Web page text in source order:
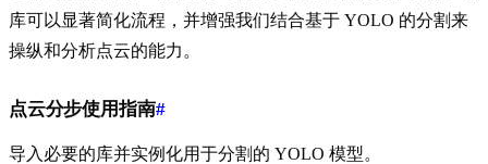
库可以显著简化流程，并增强我们结合基于 YOLO 的分割来
操纵和分析点云的能力。
点云分步使用指南#
导入必要的库并实例化用于分割的 YOLO 模型。